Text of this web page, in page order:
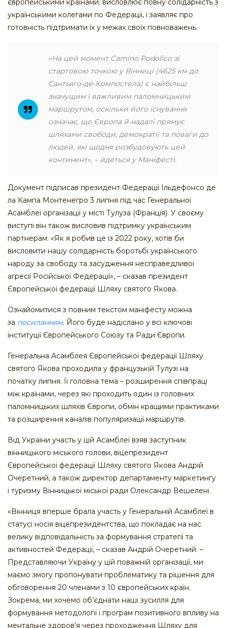
європейськими країнами; висловлює повну солідарність з
українськими колегами по Федерації, і заявляє про
готовність підтримати їх у межах своїх повноважень.
«На цей момент Camino Podolico зі
стартовою точкою у Вінниці (4625 км до
Сантьяго-де-Компостела) є найбільш
значущим і важливим паломницьким
маршрутом, оскільки його існування
означає, що Європа й надалі прямує
шляхами свободи, демократії та поваги до
людей, які щодня розбудовують цей
континент», – йдеться у Маніфесті.
Документ підписав президент Федерації Ільдефонсо де
ла Кампа Монтенегро 3 липня під час Генеральної
Асамблеї організації у місті Тулуза (Франція). У своєму
виступі він також висловив підтримку українським
партнерам: «Як я робив це із 2022 року, хотів би
висловити нашу солідарність боротьбі українського
народу за свободу та засудження несправедливої
агресії Російської Федерації», – сказав президент
Європейської федерації Шляху святого Якова.
Ознайомитися з повним текстом маніфесту можна
за посиланням. Його буде надіслано у всі ключові
інституції Європейського Союзу та Ради Європи.
Генеральна Асамблея Європейської федерації Шляху
святого Якова проходила у французькій Тулузі на
початку липня. Її головна тема – розширення співпраці
між країнами, через які проходить один із головних
паломницьких шляхів Європи, обмін кращими практиками
та розширення каналів популяризації маршрутів.
Від України участь у цій Асамблеї взяв заступник
вінницького міського голови, віцепрезидент
Європейської федерації Шляху святого Якова Андрій
Очеретний, а також директор департаменту маркетингу
і туризму Вінницької міської ради Олександр Вешелені.
«Вінниця вперше брала участь у Генеральній Асамблеї в
статусі носія віцепрезидентства, що покладає на нас
велику відповідальність за формування стратегії та
активностей Федерації, – сказав Андрій Очеретний. –
Представляючи Україну у цій поважній організації, ми
маємо змогу пропонувати проблематику та рішення для
обговорення 20 членами з 10 європейських країн.
Зокрема, ми хочемо об’єднати наші зусилля для
формування методології і програм позитивного впливу на
ментальне здоров’я через проходження Шляху для